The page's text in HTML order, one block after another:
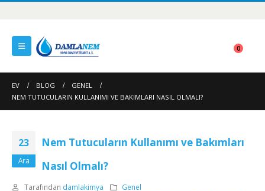
0
EV BLOG
GENEL
NEM TUTUCULARIN KULLANIMI VE BAKIMLARI NASIL OLMALI?
23
Ara
Nem Tutucuların Kullanımı ve Bakımları
Nasıl Olmalı?
Tarafından damlakimya
Genel